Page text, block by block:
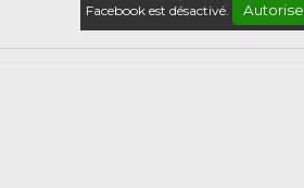
Facebook est désactivé.